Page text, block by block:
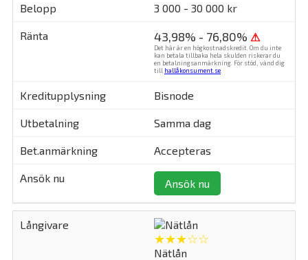
3 000 - 30 000 kr
43,98% - 76,80% ⚠
Det här är en högkostnadskredit. Om du inte
kan betala tillbaka hela skulden riskerar du
en betalningsanmärkning. För stöd, vänd dig
till hallåkonsument.se
Bisnode
Samma dag
Accepteras
Ansök nu
★★★☆☆
Nätlån